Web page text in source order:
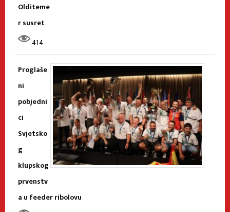
Olditeme
r susret
414
Proglaše
ni
pobjedni
ci
Svjetsko
g
klupskog
prvenstv
a u feeder ribolovu